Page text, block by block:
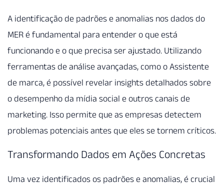
A identificação de padrões e anomalias nos dados do
MER é fundamental para entender o que está
funcionando e o que precisa ser ajustado. Utilizando
ferramentas de análise avançadas, como o Assistente
de marca, é possível revelar insights detalhados sobre
o desempenho da mídia social e outros canais de
marketing. Isso permite que as empresas detectem
problemas potenciais antes que eles se tornem críticos.
Transformando Dados em Ações Concretas
Uma vez identificados os padrões e anomalias, é crucial